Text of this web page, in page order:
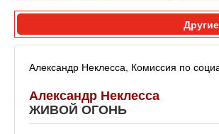
Александр Неклесса, Комиссия по
Александр Неклесса
ЖИВОЙ ОГОНЬ